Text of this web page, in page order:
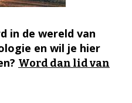
in de wereld van
en wil je hier
Word dan lid van